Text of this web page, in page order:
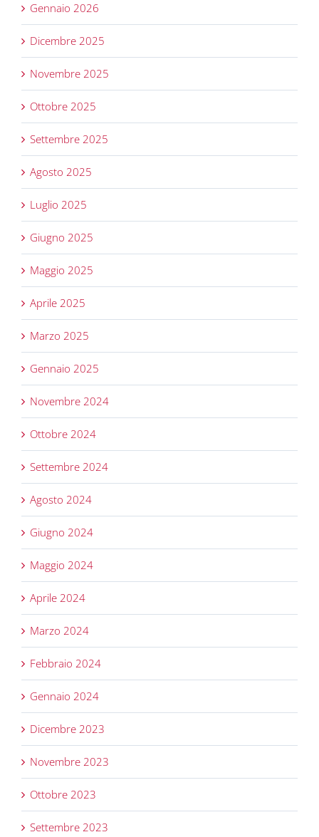
Gennaio 2026
Dicembre 2025
Novembre 2025
Ottobre 2025
Settembre 2025
Agosto 2025
Luglio 2025
Giugno 2025
Maggio 2025
Aprile 2025
Marzo 2025
Gennaio 2025
Novembre 2024
Ottobre 2024
Settembre 2024
Agosto 2024
Giugno 2024
Maggio 2024
Aprile 2024
Marzo 2024
Febbraio 2024
Gennaio 2024
Dicembre 2023
Novembre 2023
Ottobre 2023
Settembre 2023